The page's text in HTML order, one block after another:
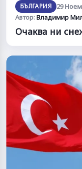
БЪЛГАРИЯ 29
Автор:Владимир
Очаква ни